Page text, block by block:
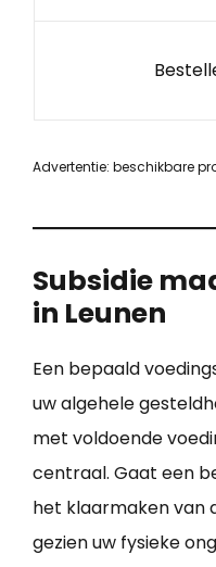
Advertentie: beschikbare
Subsidie
in Leunen
Een bepaald
uw algehele
met voldoende
centraal. Gaat een
het klaarmaken van
gezien uw fysieke